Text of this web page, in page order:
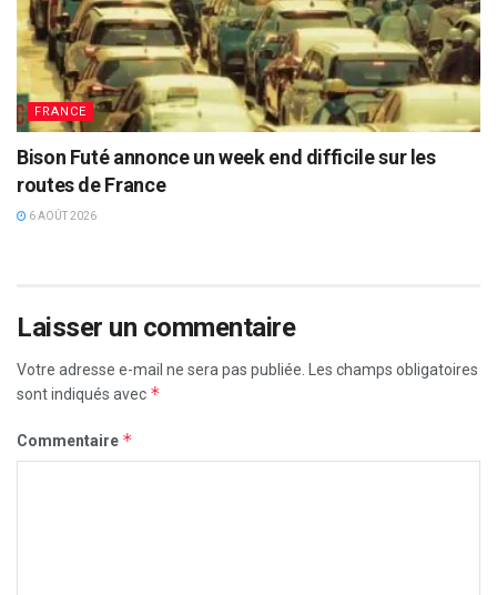
FRANCE
Bison Futé annonce un week end difficile sur les
routes de France
6 AOÛT 2026
Laisser un commentaire
Votre adresse e-mail ne sera pas publiée. Les champs obligatoires
sont indiqués avec *
Commentaire *